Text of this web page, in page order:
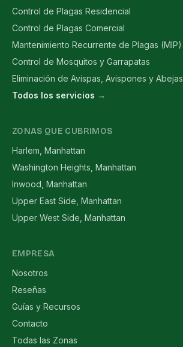
Control de Plagas Residencial
Control de Plagas Comercial
Mantenimiento Recurrente de Plagas (MIP)
Control de Mosquitos y Garrapatas
Eliminación de Avispas, Avispones y Abejas
Todos los servicios →
ZONAS QUE CUBRIMOS
Harlem, Manhattan
Washington Heights, Manhattan
Inwood, Manhattan
Upper East Side, Manhattan
Upper West Side, Manhattan
EMPRESA
Nosotros
Reseñas
Guías y Recursos
Contacto
Todas las Zonas